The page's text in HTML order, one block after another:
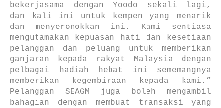
bekerjasama dengan Yoodo sekali lagi,
dan kali ini untuk kempen yang menarik
dan menyeronokkan ini. Kami sentiasa
mengutamakan kepuasan hati dan kesetiaan
pelanggan dan peluang untuk memberikan
ganjaran kepada rakyat Malaysia dengan
pelbagai hadiah hebat ini sememangnya
memberikan kegembiraan kepada kami.”
Pelanggan SEAGM juga boleh mengambil
bahagian dengan membuat transaksi yang